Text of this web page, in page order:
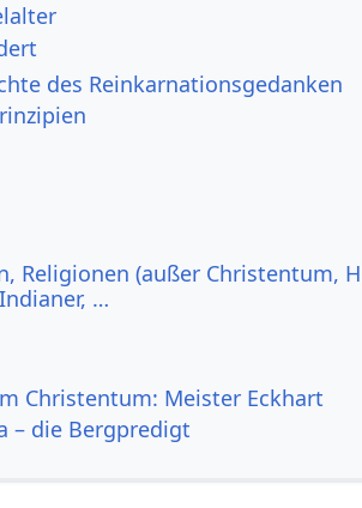
des Reinkarnationsgedanken
Religionen (außer Christentum,
…
Christentum: Meister Eckhart
– die Bergpredigt